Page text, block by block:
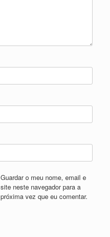
Guardar o meu nome, email e
site neste navegador para a
próxima vez que eu comentar.